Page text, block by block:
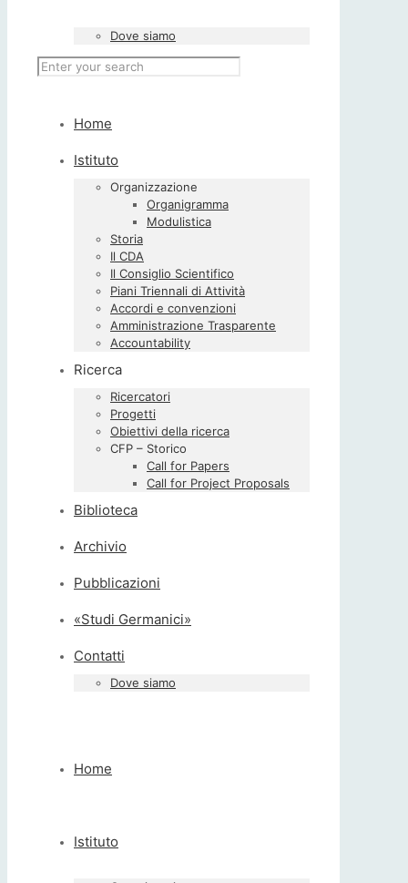
Dove siamo
Home
Istituto
Organizzazione
Organigramma
Modulistica
Storia
Il CDA
Il Consiglio Scientifico
Piani Triennali di Attività
Accordi e convenzioni
Amministrazione Trasparente
Accountability
Ricerca
Ricercatori
Progetti
Obiettivi della ricerca
CFP – Storico
Call for Papers
Call for Project Proposals
Biblioteca
Archivio
Pubblicazioni
«Studi Germanici»
Contatti
Dove siamo
Home
Istituto